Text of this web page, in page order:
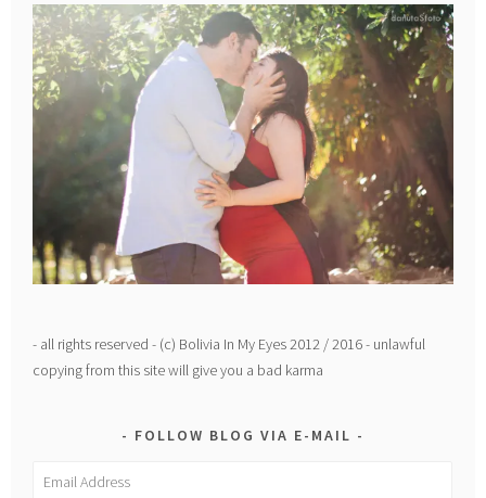
- all rights reserved - (c) Bolivia In My Eyes 2012 / 2016 - unlawful
copying from this site will give you a bad karma
FOLLOW BLOG VIA E-MAIL
Email